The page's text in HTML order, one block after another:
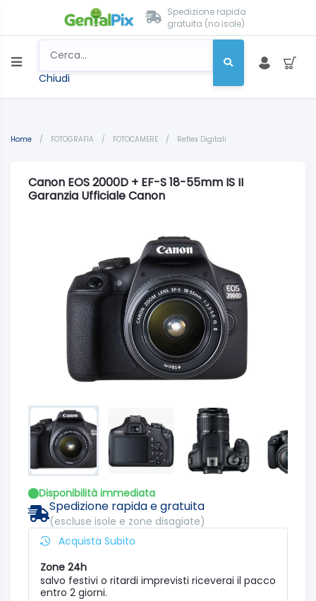
Spedizione rapida
gratuita (no isole)
Chiudi
Home / FOTOGRAFIA / FOTOCAMERE / Reflex Digitali
Canon EOS 2000D + EF-S 18-55mm IS II
Garanzia Ufficiale Canon
Disponibilità immediata
Spedizione rapida e gratuita
(escluse isole e zone disagiate)
Acquista Subito
Zone 24h
salvo festivi o ritardi imprevisti riceverai il pacco
entro 2 giorni.